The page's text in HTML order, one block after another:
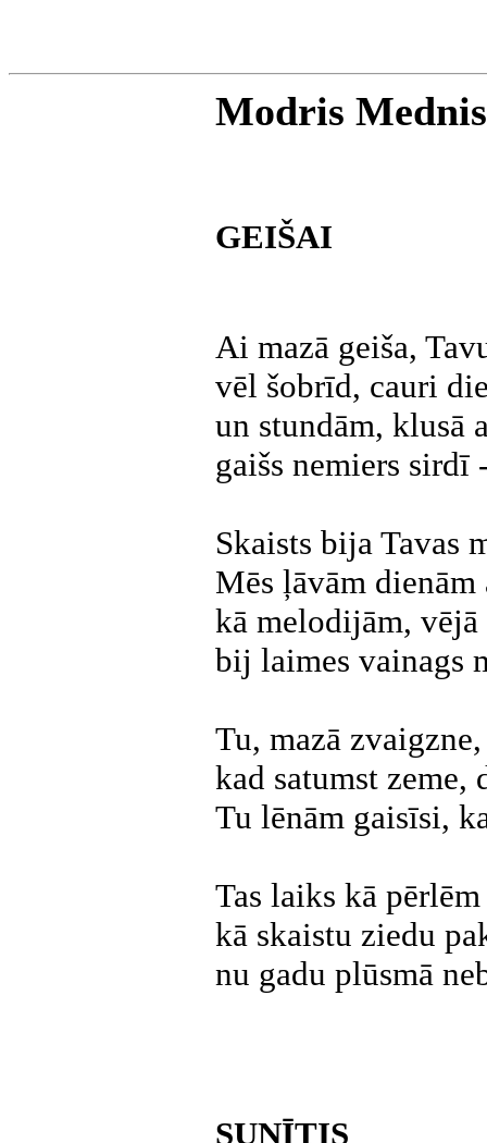
Modris Mednis
GEIŠAI
Ai mazā geiša,
vēl šobrīd, cauri
un stundām, klusā
gaišs nemiers
Skaists bija Tavas
Mēs ļāvām
kā melodijām,
bij laimes vainags
Tu, mazā
kad satumst zeme,
Tu lēnām gaisīsi,
Tas laiks kā
kā skaistu ziedu
nu gadu plūsmā
SUNĪTIS